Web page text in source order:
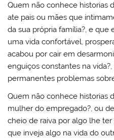
Quem não conhece historias
ate pais ou mães que
da sua própria família?, e que
uma vida confortável,
acabou por cair em
enguiços constantes na
permanentes problemas
Quem não conhece historias
mulher do empregado?, ou
cheio de raiva por algo lhe
que inveja algo na vida do